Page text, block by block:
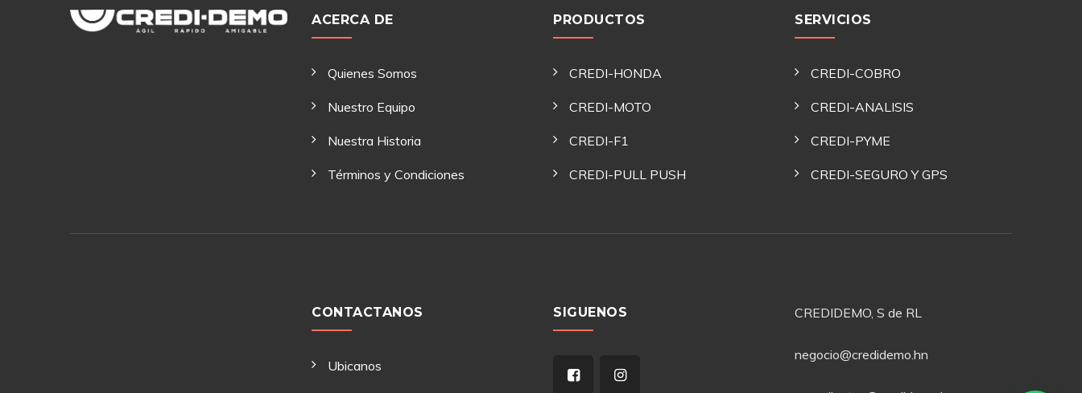
ACERCA DE
Quienes Somos
Nuestro Equipo
Nuestra Historia
Términos y Condiciones
PRODUCTOS
CREDI-HONDA
CREDI-MOTO
CREDI-F1
CREDI-PULL PUSH
SERVICIOS
CREDI-COBRO
CREDI-ANALISIS
CREDI-PYME
CREDI-SEGURO Y GPS
CONTACTANOS
Ubicanos
SIGUENOS CREDIDEMO, S de RL
negocio@credidemo.hn